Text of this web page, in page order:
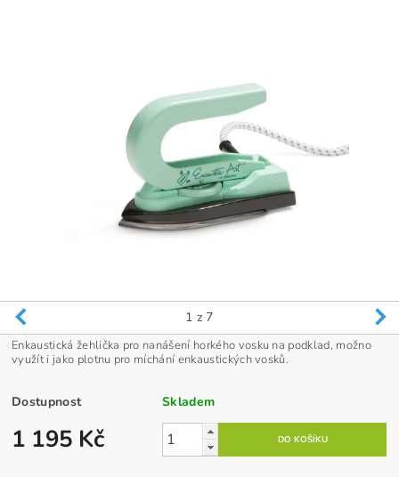
1 z 7
Enkaustická žehlička pro nanášení horkého vosku na podklad, možno
využít i jako plotnu pro míchání enkaustických vosků.
Dostupnost Skladem
1 195 Kč